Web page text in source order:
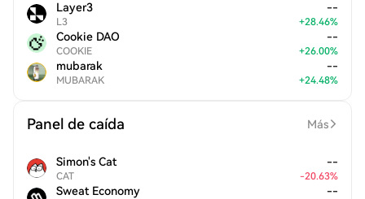
Layer3
L3
--
+28.46%
Cookie DAO
COOKIE
--
+26.00%
mubarak
MUBARAK
--
+24.48%
Panel de caída Más
Simon's Cat
CAT
--
-20.63%
Sweat Economy --